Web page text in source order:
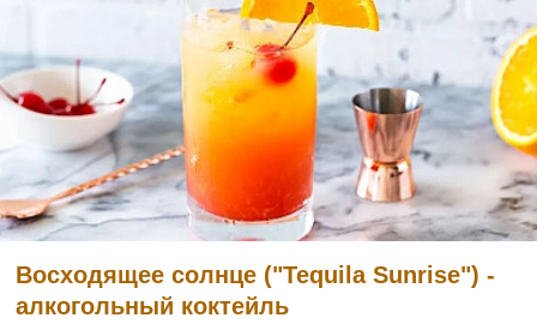
Восходящее солнце ("Tequila Sunrise") -
алкогольный коктейль